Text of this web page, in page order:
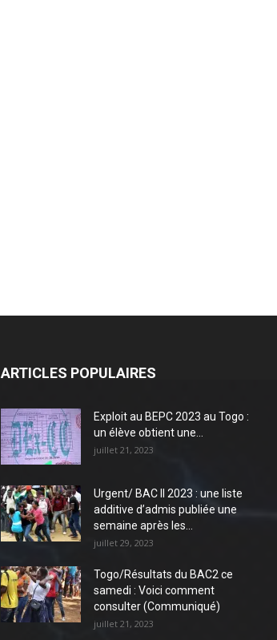
ARTICLES POPULAIRES
Exploit au BEPC 2023 au Togo :
un élève obtient une...
juillet 21, 2023
Urgent/ BAC II 2023 : une liste
additive d’admis publiée une
semaine après les...
juillet 29, 2023
Togo/Résultats du BAC2 ce
samedi : Voici comment
consulter (Communiqué)
juillet 21, 2023